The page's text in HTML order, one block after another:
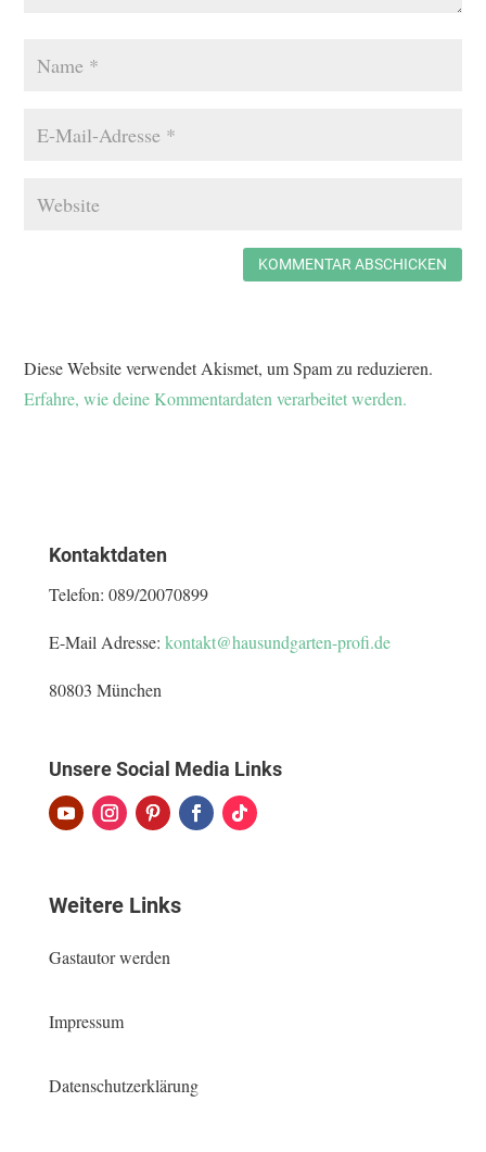
KOMMENTAR ABSCHICKEN
Diese Website verwendet Akismet, um Spam zu reduzieren.
Erfahre, wie deine Kommentardaten verarbeitet werden.
Kontaktdaten
Telefon: 089/20070899
E-Mail Adresse: kontakt@hausundgarten-profi.de
80803 München
Unsere Social Media Links
Weitere Links
Gastautor werden
Impressum
Datenschutzerklärung